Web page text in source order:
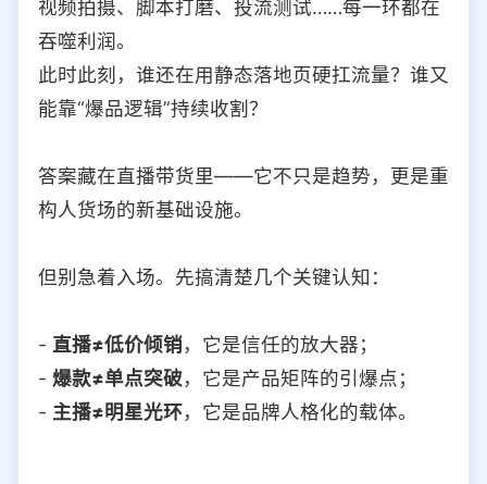
视频拍摄、脚本打磨、投流测试……每一环都在
吞噬利润。
此时此刻，谁还在用静态落地页硬扛流量？谁又
能靠“爆品逻辑”持续收割？
答案藏在直播带货里——它不只是趋势，更是重
构人货场的新基础设施。
但别急着入场。先搞清楚几个关键认知：
- 直播≠低价倾销，它是信任的放大器；
- 爆款≠单点突破，它是产品矩阵的引爆点；
- 主播≠明星光环，它是品牌人格化的载体。